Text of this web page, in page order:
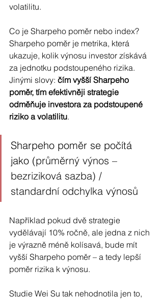
volatilitu.
Co je Sharpeho poměr nebo index?
Sharpeho poměr je metrika, která
ukazuje, kolik výnosu investor získává
za jednotku podstoupeného rizika.
Jinými slovy: čím vyšší Sharpeho
poměr, tím efektivněji strategie
odměňuje investora za podstoupené
riziko a volatilitu.
Sharpeho poměr se počítá
jako (průměrný výnos –
bezriziková sazba) /
standardní odchylka výnosů
Například pokud dvě strategie
vydělávají 10% ročně, ale jedna z nich
je výrazně méně kolísavá, bude mít
vyšší Sharpeho poměr – a tedy lepší
poměr rizika k výnosu.
Studie Wei Su tak nehodnotila jen to,